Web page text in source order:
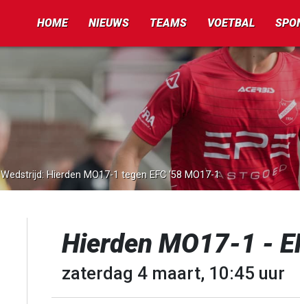
HOME NIEUWS TEAMS VOETBAL
Wedstrijd: Hierden MO17-1 tegen EFC '58 MO17-1
Hierden MO17-1 -
zaterdag 4 maart, 10:45 uur